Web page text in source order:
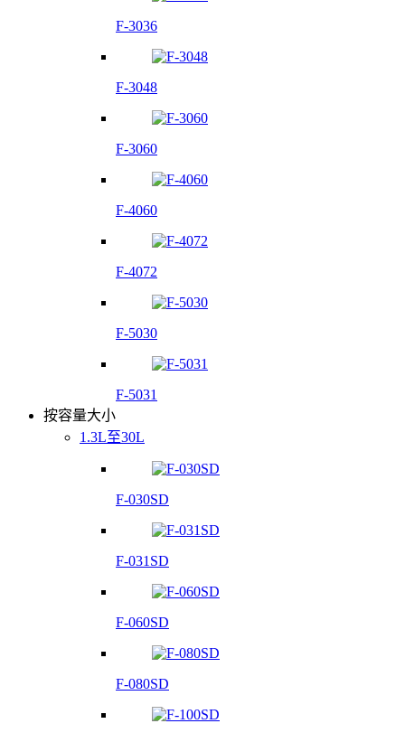
F-3036
F-3048
F-3060
F-4060
F-4072
F-5030
F-5031
按容量大小
1.3L至30L
F-030SD
F-031SD
F-060SD
F-080SD